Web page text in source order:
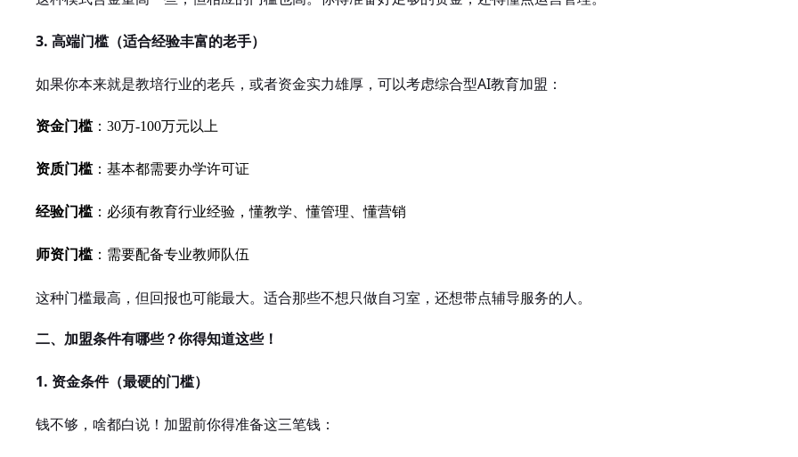
3. 高端门槛（适合经验丰富的老手）
如果你本来就是教培行业的老兵，或者资金实力雄厚，可以考虑综合型AI教育加盟：
资金门槛：30万-100万元以上
资质门槛：基本都需要办学许可证
经验门槛：必须有教育行业经验，懂教学、懂管理、懂营销
师资门槛：需要配备专业教师队伍
这种门槛最高，但回报也可能最大。适合那些不想只做自习室，还想带点辅导服务的人。
二、加盟条件有哪些？你得知道这些！
1. 资金条件（最硬的门槛）
钱不够，啥都白说！加盟前你得准备这三笔钱：